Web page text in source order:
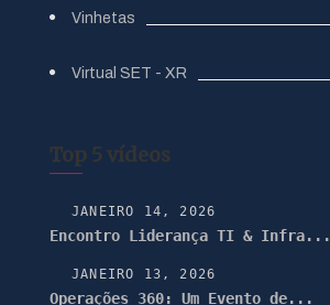
Vinhetas
Virtual SET - XR
Top 5 vídeos
JANEIRO 14, 2026
Encontro Liderança TI & Infra...
JANEIRO 13, 2026
Operações 360: Um Evento de...